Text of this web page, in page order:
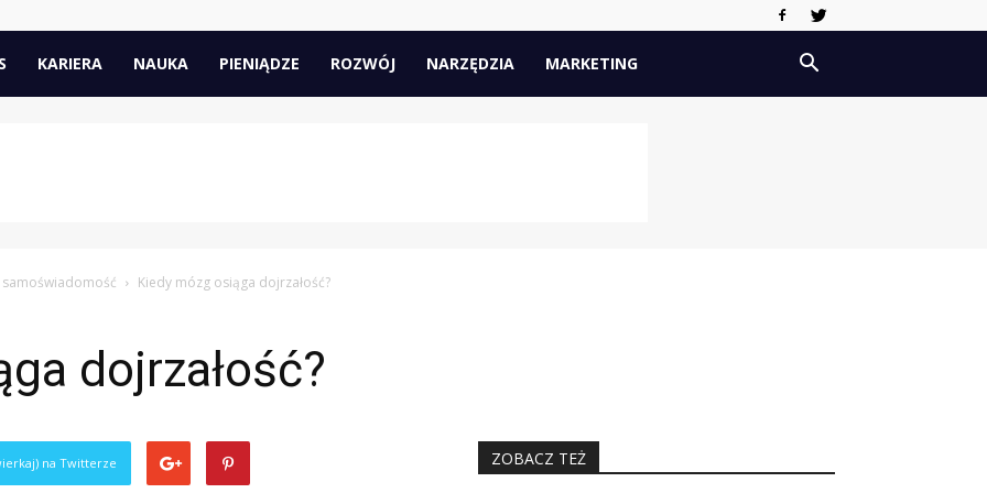
KARIERA NAUKA PIENIĄDZE ROZWÓJ NARZĘDZIA MARKETING
Kiedy mózg osiąga dojrzałość?
dojrzałość?
na Twitterze ZOBACZ TEŻ